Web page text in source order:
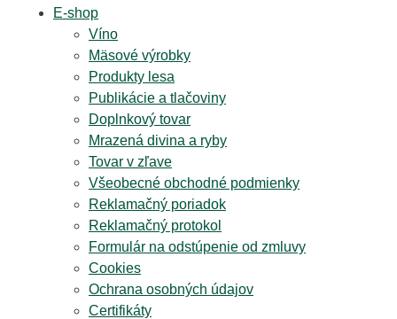
E-shop
Víno
Mäsové výrobky
Produkty lesa
Publikácie a tlačoviny
Doplnkový tovar
Mrazená divina a ryby
Tovar v zľave
Všeobecné obchodné podmienky
Reklamačný poriadok
Reklamačný protokol
Formulár na odstúpenie od zmluvy
Cookies
Ochrana osobných údajov
Certifikáty